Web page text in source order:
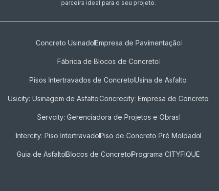
parceira ideal para o seu projeto.
Concreto UsinadoEmpresa de Pavimentação
Fábrica de Blocos de Concreto
Pisos Intertravados de Concreto​Usina de Asfalto
Usicity: Usinagem de AsfaltoConcrecity: Empresa de Concreto
Servcity: Gerenciadora de Projetos e Obras
Intercity: Piso IntertravadoPiso de Concreto Pré Moldado
Guia de AsfaltoBlocos de ConcretoPrograma CITYFIQUE